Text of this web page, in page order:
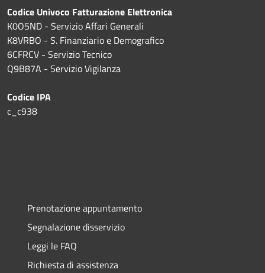
Codice Univoco Fatturazione Elettronica
K0O5ND - Servizio Affari Generali
K8VRBO - S. Finanziario e Demografico
6CFRCV - Servizio Tecnico
Q9B87A - Servizio Vigilanza
Codice IPA
c_c938
Prenotazione appuntamento
Segnalazione disservizio
Leggi le FAQ
Richiesta di assistenza